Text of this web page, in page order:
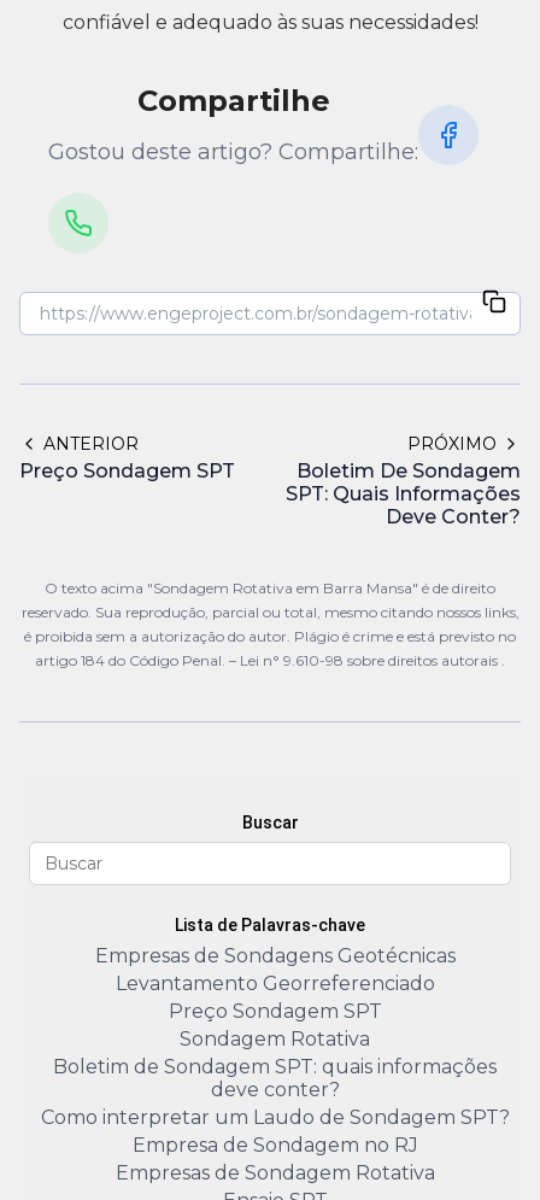
confiável e adequado às suas necessidades!
Compartilhe
Gostou deste artigo? Compartilhe:
ANTERIOR
Preço Sondagem SPT
PRÓXIMO
Boletim De Sondagem
SPT: Quais Informações
Deve Conter?
O texto acima "Sondagem Rotativa em Barra Mansa" é de direito
reservado. Sua reprodução, parcial ou total, mesmo citando nossos links,
é proibida sem a autorização do autor. Plágio é crime e está previsto no
artigo 184 do Código Penal. – Lei n° 9.610-98 sobre direitos autorais .
Buscar
Lista de Palavras-chave
Empresas de Sondagens Geotécnicas
Levantamento Georreferenciado
Preço Sondagem SPT
Sondagem Rotativa
Boletim de Sondagem SPT: quais informações
deve conter?
Como interpretar um Laudo de Sondagem SPT?
Empresa de Sondagem no RJ
Empresas de Sondagem Rotativa